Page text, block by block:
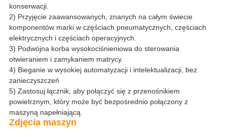
konserwacji.
2) Przyjęcie zaawansowanych, znanych na całym świecie
komponentów marki w częściach pneumatycznych, częściach
elektrycznych i częściach operacyjnych.
3) Podwójna korba wysokociśnieniowa do sterowania
otwieraniem i zamykaniem matrycy.
4) Bieganie w wysokiej automatyzacji i intelektualizacji, bez
zanieczyszczeń
5) Zastosuj łącznik, aby połączyć się z przenośnikiem
powietrznym, który może być bezpośrednio połączony z
maszyną napełniającą.
Zdjęcia maszyn